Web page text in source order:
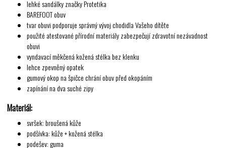
lehké sandálky značky Protetika
BAREFOOT obuv
tvar obuvi podporuje správný vývoj chodidla Vašeho dítěte
použité atestované přírodní materiály zabezpečují zdravotní nezávadnost
obuvi
vyndavací měkčená kožená stélka bez klenku
lehce zpevněný opatek
gumový okop na špičce chrání obuv před okopáním
zapínání na dva suché zipy
Materiál:
svršek: broušená kůže
podšívka: kůže + kožená stélka
podešev: guma